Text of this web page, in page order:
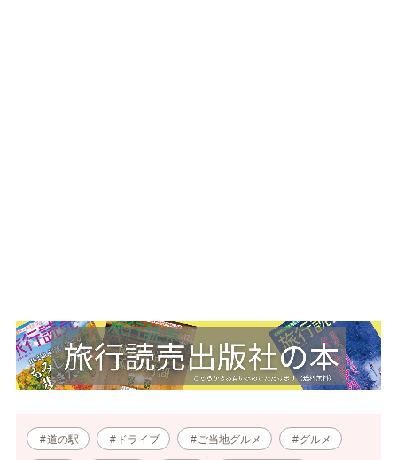
道の駅 ドライブ ご当地グルメ グルメ